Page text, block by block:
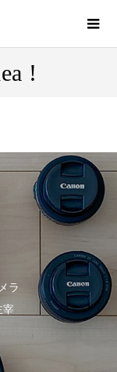
!
ラ